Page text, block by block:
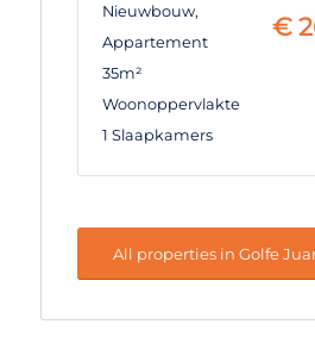
Nieuwbouw,
Appartement
35m²
Woonoppervlakte
1 Slaapkamers
€
All properties in Golfe